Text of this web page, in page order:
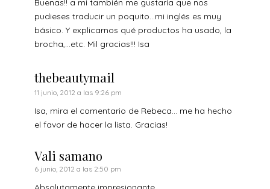
Buenas!! a mi también me gustaría que nos
pudieses traducir un poquito…mi inglés es muy
básico. Y explicarnos qué productos ha usado, la
brocha,…etc. Mil gracias!!! Isa
thebeautymail
11 junio, 2012 a las 9:26 pm
Isa, mira el comentario de Rebeca… me ha hecho
el favor de hacer la lista. Gracias!
Vali samano
6 junio, 2012 a las 2:50 pm